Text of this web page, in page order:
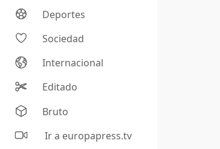
Deportes
Sociedad
Internacional
Editado
Bruto
Ir a europapress.tv